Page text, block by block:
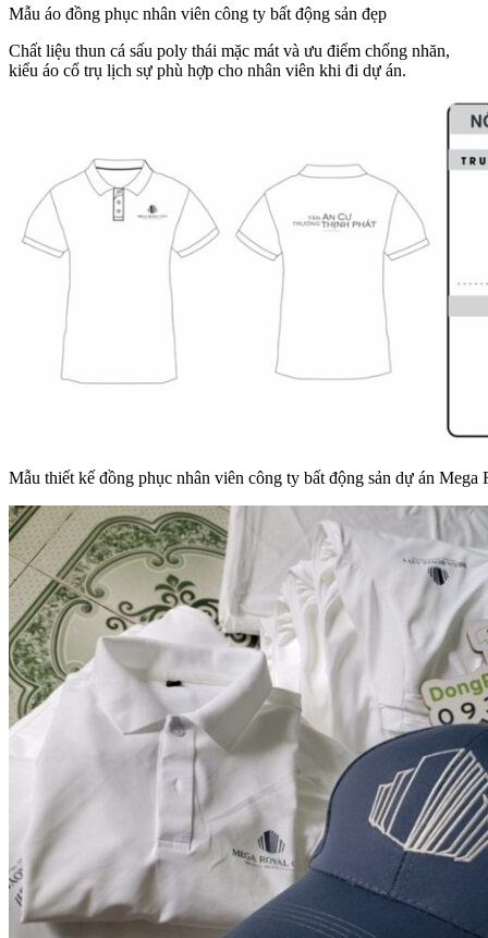
Mẫu áo đồng phục nhân viên công ty bất động sản đẹp
Chất liệu thun cá sấu poly thái mặc mát và ưu điểm chống nhăn,
kiểu áo cổ trụ lịch sự phù hợp cho nhân viên khi đi dự án.
Mẫu thiết kế đồng phục nhân viên công ty bất động sản dự án Mega